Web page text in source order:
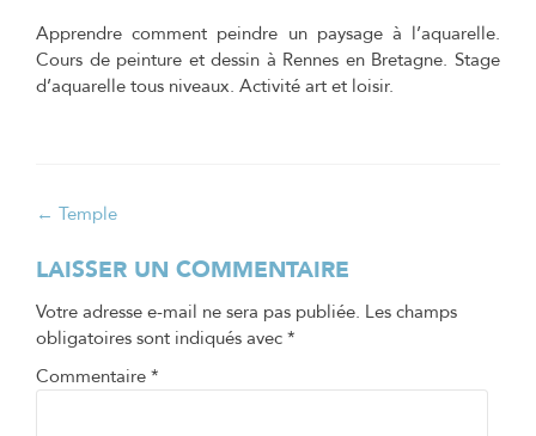
Apprendre comment peindre un paysage à l’aquarelle.
Cours de peinture et dessin à Rennes en Bretagne. Stage
d’aquarelle tous niveaux. Activité art et loisir.
Navigation
de
l’article
← Temple
LAISSER UN COMMENTAIRE
Votre adresse e-mail ne sera pas publiée. Les champs
obligatoires sont indiqués avec *
Commentaire *